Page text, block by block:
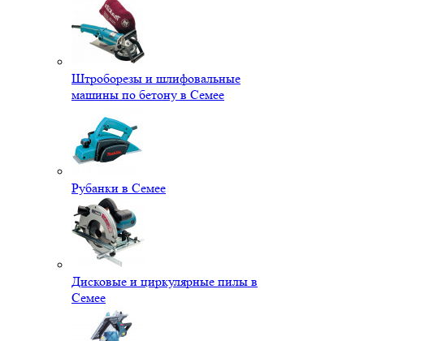
Штроборезы и шлифовальные
машины по бетону в Семее
Рубанки в Семее
Дисковые и циркулярные пилы в
Семее